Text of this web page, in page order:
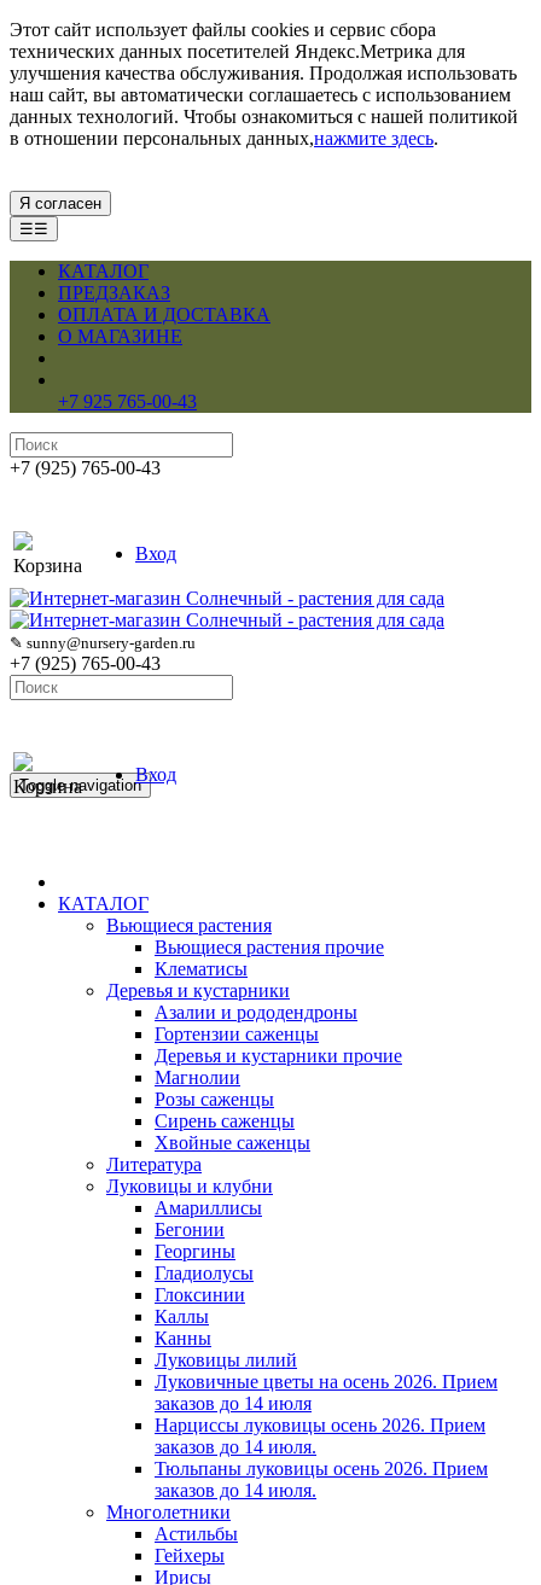
Этот сайт использует файлы cookies и сервис сбора
технических данных посетителей Яндекс.Метрика для
улучшения качества обслуживания. Продолжая использовать
наш сайт, вы автоматически соглашаетесь с использованием
данных технологий. Чтобы ознакомиться с нашей политикой
в отношении персональных данных,нажмите здесь.
Я согласен
☰☰
КАТАЛОГ
ПРЕДЗАКАЗ
ОПЛАТА И ДОСТАВКА
О МАГАЗИНЕ
+7 925 765-00-43
+7 (925) 765-00-43
Корзина
Вход
✎ sunny@nursery-garden.ru
+7 (925) 765-00-43
Корзина
Вход
Toggle navigation
КАТАЛОГ
Вьющиеся растения
Вьющиеся растения прочие
Клематисы
Деревья и кустарники
Азалии и рододендроны
Гортензии саженцы
Деревья и кустарники прочие
Магнолии
Розы саженцы
Сирень саженцы
Хвойные саженцы
Литература
Луковицы и клубни
Амариллисы
Бегонии
Георгины
Гладиолусы
Глоксинии
Каллы
Канны
Луковицы лилий
Луковичные цветы на осень 2026. Прием
заказов до 14 июля
Нарциссы луковицы осень 2026. Прием
заказов до 14 июля.
Тюльпаны луковицы осень 2026. Прием
заказов до 14 июля.
Многолетники
Астильбы
Гейхеры
Ирисы